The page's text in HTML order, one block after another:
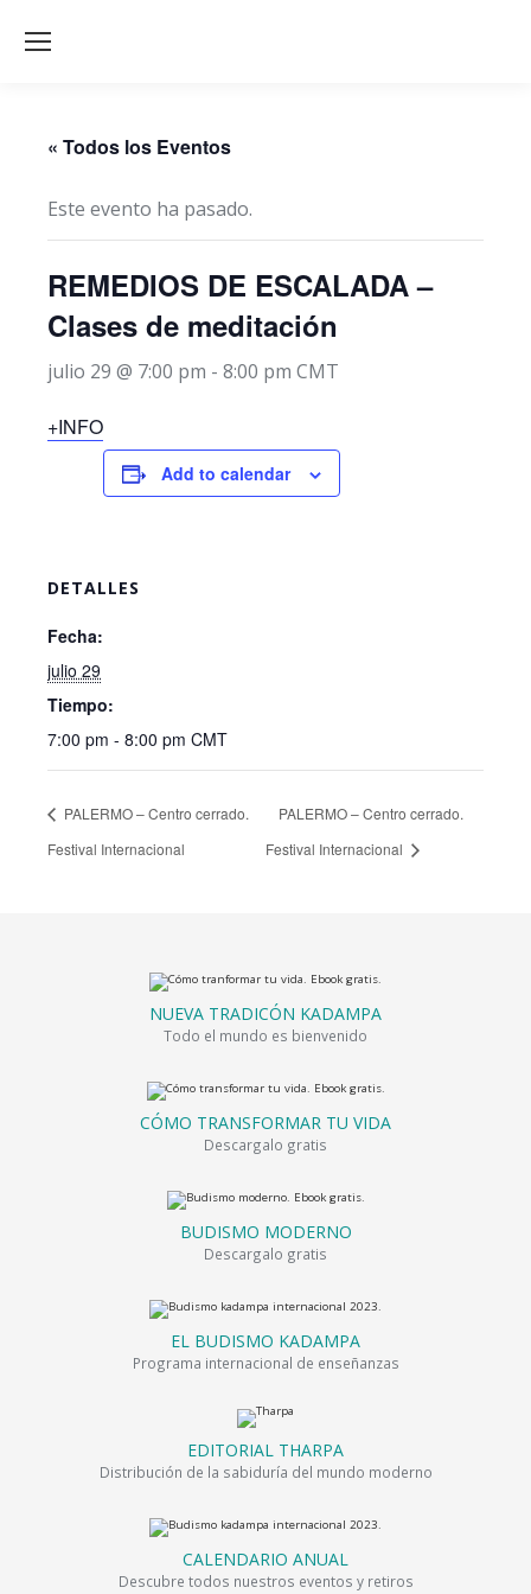
« Todos los Eventos
Este evento ha pasado.
REMEDIOS DE ESCALADA –
Clases de meditación
julio 29 @ 7:00 pm - 8:00 pm CMT
+INFO
Add to calendar
DETALLES
Fecha:
julio 29
Tiempo:
7:00 pm - 8:00 pm CMT
PALERMO – Centro cerrado.
Festival Internacional
PALERMO – Centro cerrado.
Festival Internacional
NUEVA TRADICÓN KADAMPA
Todo el mundo es bienvenido
CÓMO TRANSFORMAR TU VIDA
Descargalo gratis
BUDISMO MODERNO
Descargalo gratis
EL BUDISMO KADAMPA
Programa internacional de enseñanzas
EDITORIAL THARPA
Distribución de la sabiduría del mundo moderno
CALENDARIO ANUAL
Descubre todos nuestros eventos y retiros